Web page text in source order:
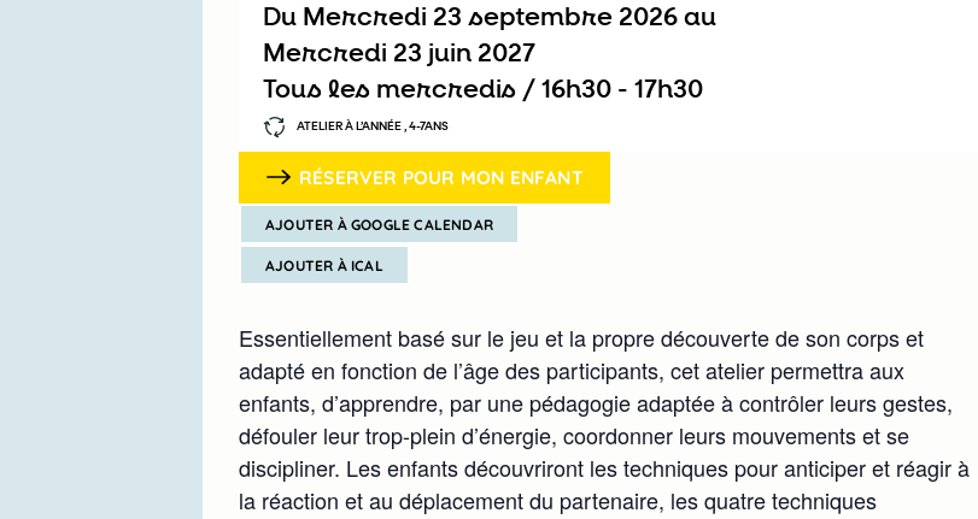
Du mercredi 23 septembre 2026 au
mercredi 23 juin 2027
Tous les mercredis / 16h30 - 17h30
ATELIER À L’ANNÉE , 4-7ANS
RÉSERVER POUR MON ENFANT
AJOUTER À GOOGLE CALENDAR
AJOUTER À ICAL
Essentiellement basé sur le jeu et la propre découverte de son corps et
adapté en fonction de l’âge des participants, cet atelier permettra aux
enfants, d’apprendre, par une pédagogie adaptée à contrôler leurs gestes,
défouler leur trop-plein d’énergie, coordonner leurs mouvements et se
discipliner. Les enfants découvriront les techniques pour anticiper et réagir à
la réaction et au déplacement du partenaire, les quatre techniques